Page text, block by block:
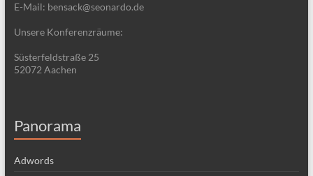
E-Mail: bensack@seonardo.de
Unsere Konferenzräume:
Süsterfeldstraße 25
52072 Aachen
Panorama
Adwords